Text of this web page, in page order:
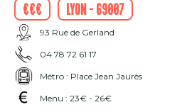
€€€
Lyon - 69007
93 Rue de Gerland
04 78 72 61 17
Métro : Place Jean Jaurès
Menu : 23€ - 26€